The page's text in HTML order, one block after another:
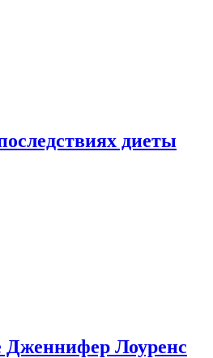
диеты
Дженнифер Лоуренс